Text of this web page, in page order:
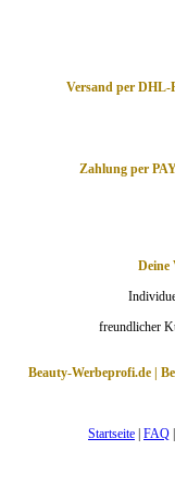
Versand per DHL-
Zahlung per
Deine
freundlicher
Beauty-Werbeprofi.de |
Startseite | FAQ |